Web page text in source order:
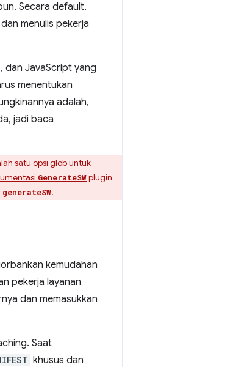
Secara default,
dan menulis pekerja
dan JavaScript yang
menentukan
adalah,
jadi baca
satu opsi glob untuk
GenerateSWplugin
generateSW.
kemudahan
pekerja layanan
dan memasukkan
Saat
khusus dan